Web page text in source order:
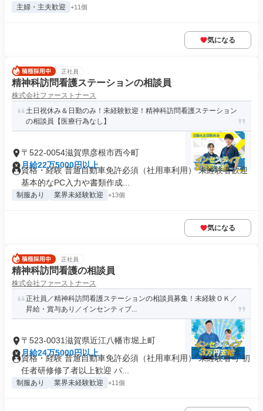
主婦・主夫歓迎 +11個
気になる
正社員
精神科訪問看護ステーションの相談員
株式会社ファーストナース
土日祝休み＆日勤のみ！未経験歓迎！精神科訪問看護ステーション
の相談員【医療行為なし】
〒522-0054滋賀県彦根市西今町
月給22万5000円以上
資格・経験 普通自動車免許必須（社用車利用） 未経験者歓迎
基本的なPC入力や書類作成...
制服あり 業界未経験歓迎 +13個
気になる
正社員
精神科訪問看護の相談員
株式会社ファーストナース
正社員／精神科訪問看護ステーションの相談員募集！未経験ＯＫ／
昇給・賞与あり／インセンティブ...
〒523-0031滋賀県近江八幡市堀上町
月給24万5000円以上
資格・経験 普通自動車免許必須（社用車利用） 未経験者可 初
任者研修修了者以上歓迎 パ...
制服あり 業界未経験歓迎 +11個